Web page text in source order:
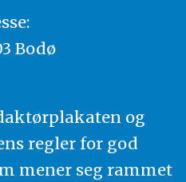
Bodø
og
regler for god
mener seg rammet